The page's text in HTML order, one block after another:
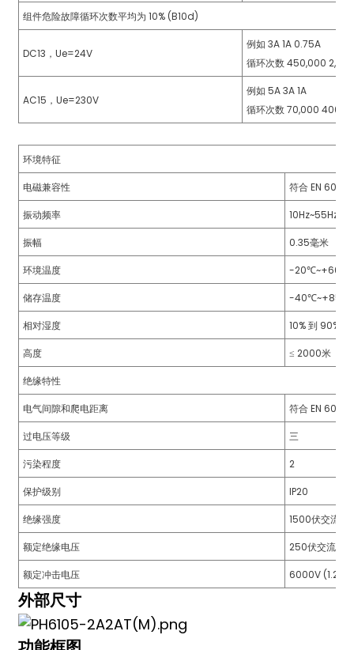
组件危险故障循环次数平均为 10% (B10d)
DC13，Ue=24V
例如 3A 1A 0.75A
循环次数 450,000
AC15，Ue=230V
例如 5A 3A 1A
循环次数 70,000
环境特征
电磁兼容性 符合 EN
振动频率 10Hz~55Hz
振幅 0.35毫米
环境温度 -20℃~+60℃
储存温度 -40℃~+85℃
相对湿度 10% 到 90%
高度 ≤ 2000米
绝缘特性
电气间隙和爬电距离 符合 EN
过电压等级 三
污染程度 2
保护级别 IP20
绝缘强度 1500伏交流电
额定绝缘电压 250伏交流电
额定冲击电压 6000V (1.2/
外部尺寸